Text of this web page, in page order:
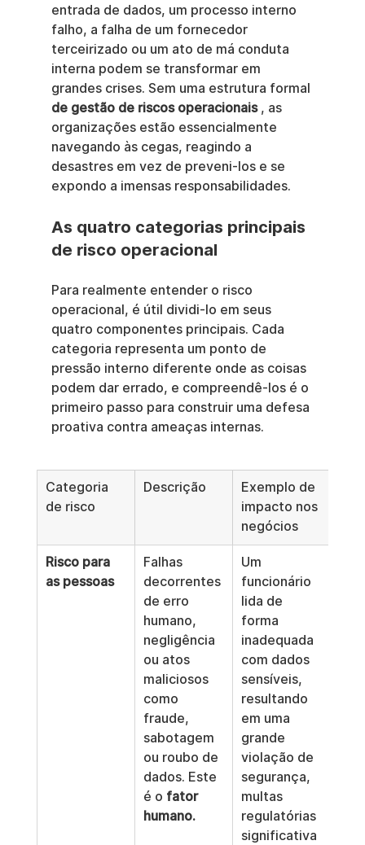
entrada de dados, um processo interno
falho, a falha de um fornecedor
terceirizado ou um ato de má conduta
interna podem se transformar em
grandes crises. Sem uma estrutura formal
de gestão de riscos operacionais , as
organizações estão essencialmente
navegando às cegas, reagindo a
desastres em vez de preveni-los e se
expondo a imensas responsabilidades.
As quatro categorias principais
de risco operacional
Para realmente entender o risco
operacional, é útil dividi-lo em seus
quatro componentes principais. Cada
categoria representa um ponto de
pressão interno diferente onde as coisas
podem dar errado, e compreendê-los é o
primeiro passo para construir uma defesa
proativa contra ameaças internas.
Categoria
de risco
Descrição
Exemplo de
impacto nos
negócios
Risco para
as pessoas
Falhas
decorrentes
de erro
humano,
negligência
ou atos
maliciosos
como
fraude,
sabotagem
ou roubo de
dados. Este
é o fator
humano.
Um
funcionário
lida de
forma
inadequada
com dados
sensíveis,
resultando
em uma
grande
violação de
segurança,
multas
regulatórias
significativa